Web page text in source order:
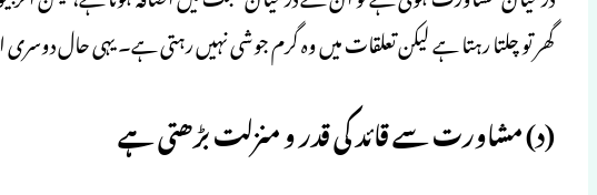
گھر تو چلتا رہتا ہے لیکن تعلقات میں وہ گرم جوشی نہیں رہتی ہے۔ یہی حال
(د) مشاورت سے قائد کی قدر و منزلت بڑھتی ہے